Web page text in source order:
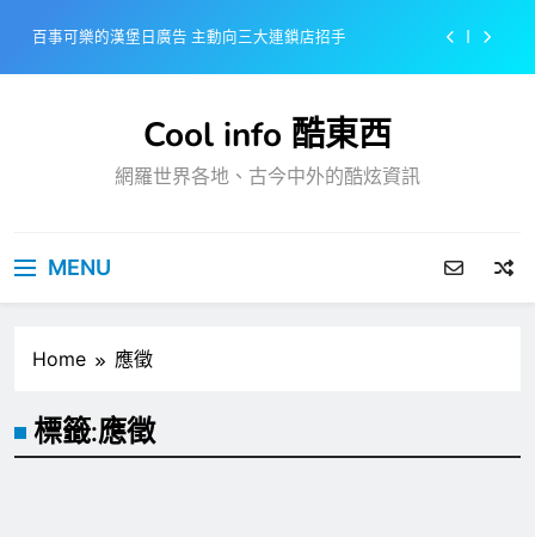
content
百事可樂的漢堡日廣告 主動向三大連鎖店招手
戴著金牌的醬油瓶 市佔率第一的龜甲萬廣告
感動落淚也笑到流淚的斷髮式
Cool info 酷東西
網羅世界各地、古今中外的酷炫資訊
MENU
Home 應徵
標籤:應徵